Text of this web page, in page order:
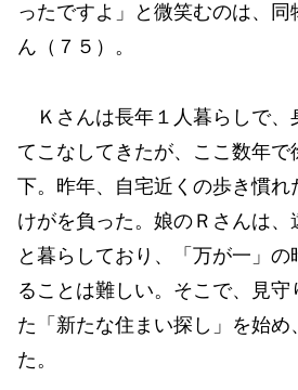
ったですよ」と微笑むのは、同
ん（７５）。
Ｋさんは長年１人暮らしで、
てこなしてきたが、ここ数年
下。昨年、自宅近くの歩き慣れ
けがを負った。娘のＲさんは
と暮らしており、「万が一」
ることは難しい。そこで、見守
た「新たな住まい探し」を始め
た。